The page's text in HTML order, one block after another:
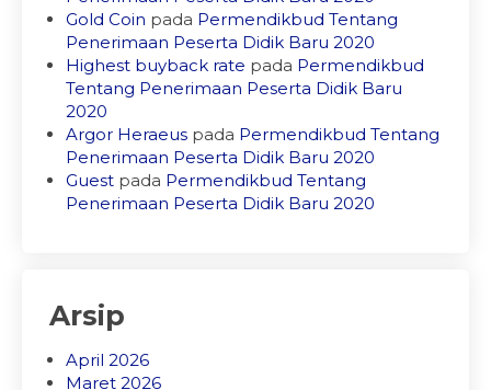
Gold Coin pada Permendikbud Tentang
Penerimaan Peserta Didik Baru 2020
Highest buyback rate pada Permendikbud
Tentang Penerimaan Peserta Didik Baru
2020
Argor Heraeus pada Permendikbud Tentang
Penerimaan Peserta Didik Baru 2020
Guest pada Permendikbud Tentang
Penerimaan Peserta Didik Baru 2020
Arsip
April 2026
Maret 2026